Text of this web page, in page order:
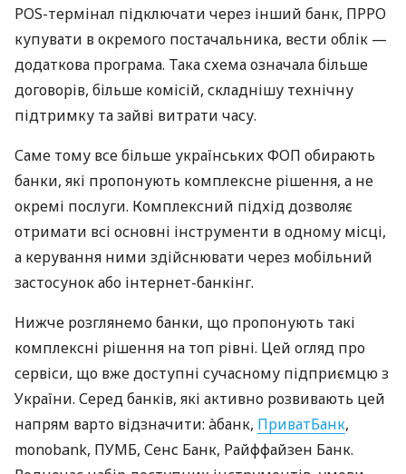
POS-термінал підключати через інший банк, ПРРО
купувати в окремого постачальника, вести облік —
додаткова програма. Така схема означала більше
договорів, більше комісій, складнішу технічну
підтримку та зайві витрати часу.
Саме тому все більше українських ФОП обирають
банки, які пропонують комплексне рішення, а не
окремі послуги. Комплексний підхід дозволяє
отримати всі основні інструменти в одному місці,
а керування ними здійснювати через мобільний
застосунок або інтернет-банкінг.
Нижче розглянемо банки, що пропонують такі
комплексні рішення на топ рівні. Цей огляд про
сервіси, що вже доступні сучасному підприємцю з
України. Серед банків, які активно розвивають цей
напрям варто відзначити: àбанк, ПриватБанк,
monobank, ПУМБ, Сенс Банк, Райффайзен Банк.